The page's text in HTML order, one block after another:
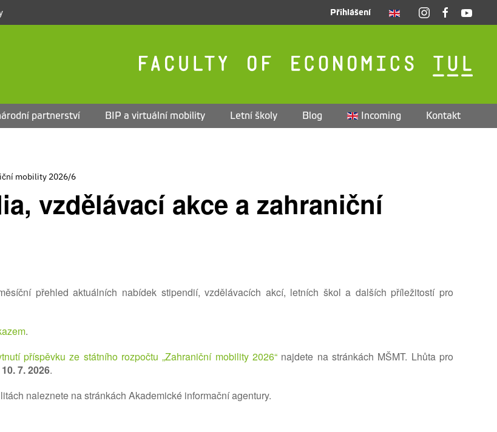
Přihlášení
partnerství BIP a virtuální mobility Letní školy Blog Incoming Kontakt
mobility 2026/6
vzdělávací akce a zahraniční
přehled aktuálních nabídek stipendií, vzdělávacích akcí, letních škol a dalších příležitostí pro
.
příspěvku ze státního rozpočtu „Zahraniční mobility 2026“ najdete na stránkách MŠMT. Lhůta pro
10. 7. 2026.
naleznete na stránkách Akademické informační agentury.